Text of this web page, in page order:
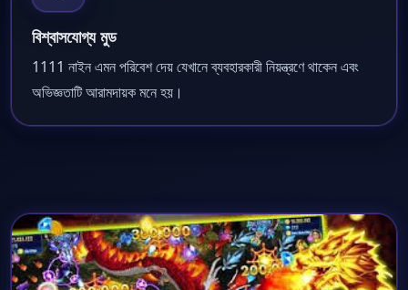
বিশ্বাসযোগ্য মুড
1111 নাইন এমন পরিবেশ দেয় যেখানে ব্যবহারকারী নিয়ন্ত্রণে থাকেন এবং
অভিজ্ঞতাটি আরামদায়ক মনে হয়।